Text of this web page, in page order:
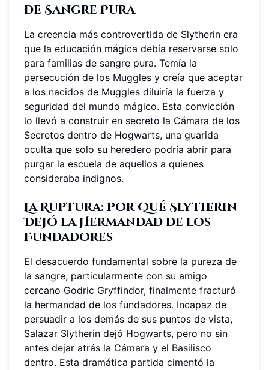
de Sangre Pura
La creencia más controvertida de Slytherin era
que la educación mágica debía reservarse solo
para familias de sangre pura. Temía la
persecución de los Muggles y creía que aceptar
a los nacidos de Muggles diluiría la fuerza y
seguridad del mundo mágico. Esta convicción
lo llevó a construir en secreto la Cámara de los
Secretos dentro de Hogwarts, una guarida
oculta que solo su heredero podría abrir para
purgar la escuela de aquellos a quienes
consideraba indignos.
La Ruptura: Por Qué Slytherin
Dejó la Hermandad de los
Fundadores
El desacuerdo fundamental sobre la pureza de
la sangre, particularmente con su amigo
cercano Godric Gryffindor, finalmente fracturó
la hermandad de los fundadores. Incapaz de
persuadir a los demás de sus puntos de vista,
Salazar Slytherin dejó Hogwarts, pero no sin
antes dejar atrás la Cámara y el Basilisco
dentro. Esta dramática partida cimentó la